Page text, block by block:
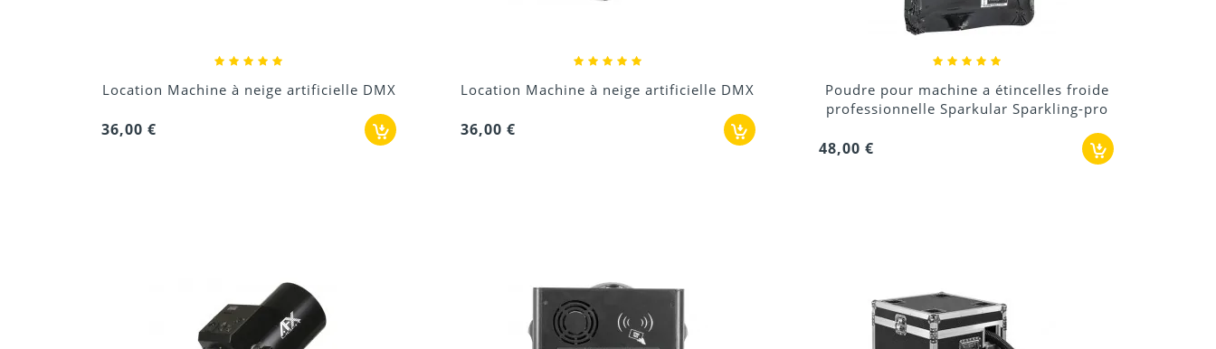
Location Machine à neige artificielle DMX
36,00 €
Location Machine à neige artificielle DMX
36,00 €
Poudre pour machine a étincelles froide
professionnelle Sparkular Sparkling-pro
48,00 €